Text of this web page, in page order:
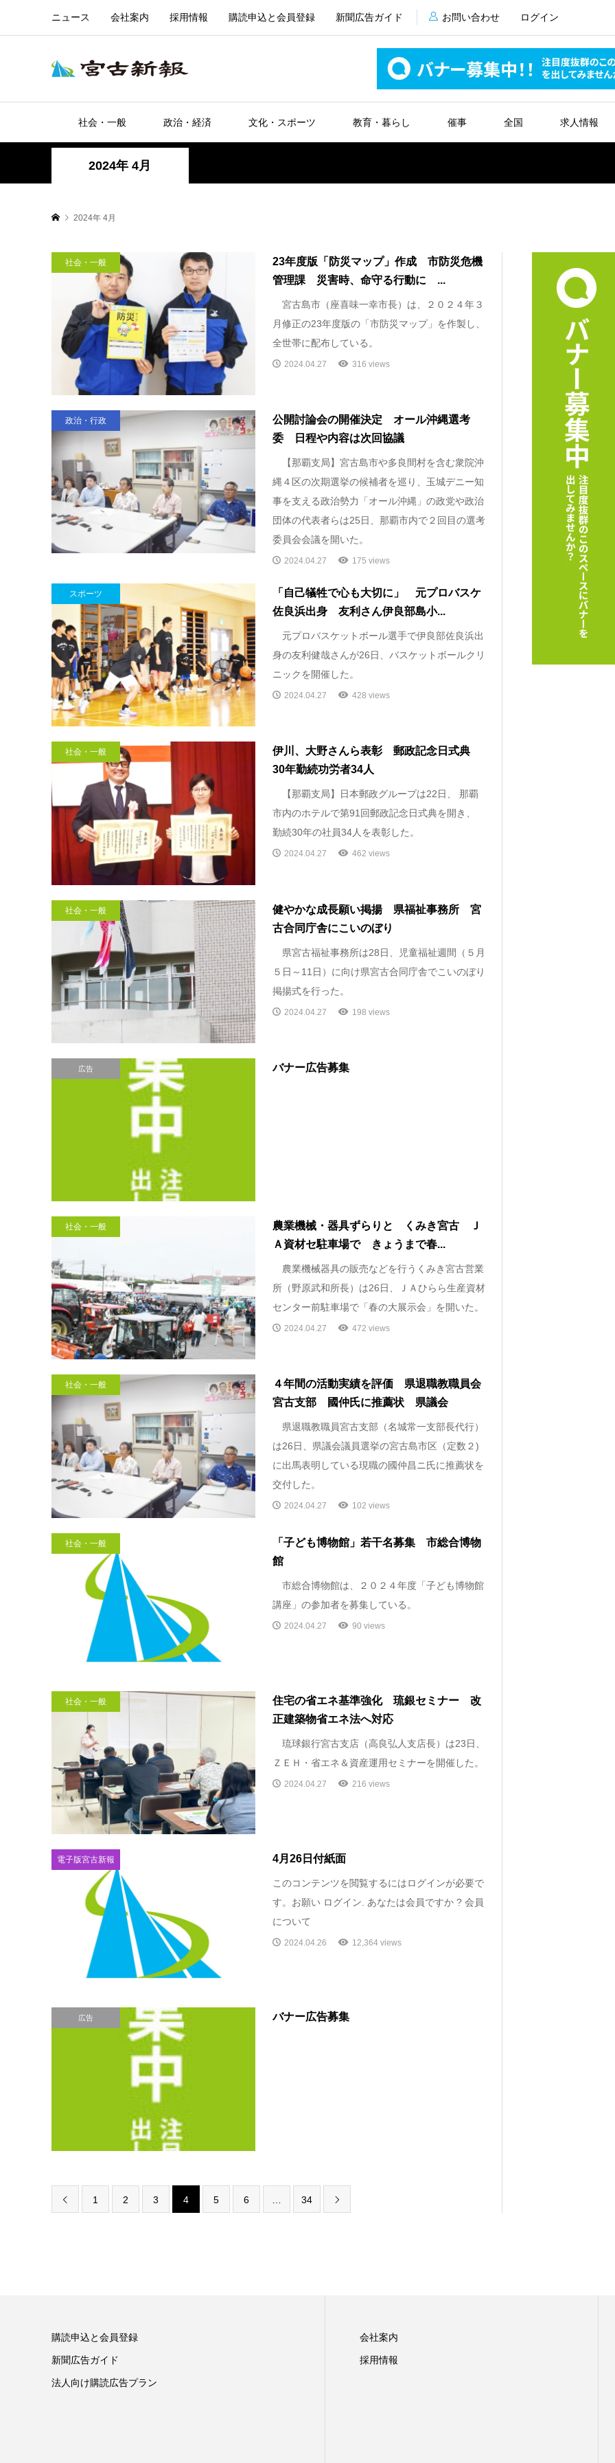
ニュース 会社案内 採用情報 購読申込と会員登録 新聞広告ガイド お問い合わせ ログイン
社会・一般 政治・経済 文化・スポーツ 教育・暮らし 催事 全国 求人情報
2024年 4月
2024年 4月
社会・一般
23年度版「防災マップ」作成 市防災危機
管理課 災害時、命守る行動に ...
宮古島市（座喜味一幸市長）は、２０２４年３
月修正の23年度版の「市防災マップ」を作製し、
全世帯に配布している。
2024.04.27 316 views
政治・行政
公開討論会の開催決定 オール沖縄選考
委 日程や内容は次回協議
【那覇支局】宮古島市や多良間村を含む衆院沖
縄４区の次期選挙の候補者を巡り、玉城デニー知
事を支える政治勢力「オール沖縄」の政党や政治
団体の代表者らは25日、那覇市内で２回目の選考
委員会会議を開いた。
2024.04.27 175 views
スポーツ
「自己犠牲で心も大切に」 元プロバスケ
佐良浜出身 友利さん伊良部島小...
元プロバスケットボール選手で伊良部佐良浜出
身の友利健哉さんが26日、バスケットボールクリ
ニックを開催した。
2024.04.27 428 views
社会・一般
伊川、大野さんら表彰 郵政記念日式典
30年勤続功労者34人
【那覇支局】日本郵政グループは22日、 那覇
市内のホテルで第91回郵政記念日式典を開き、
勤続30年の社員34人を表彰した。
2024.04.27 462 views
社会・一般
健やかな成長願い掲揚 県福祉事務所 宮
古合同庁舎にこいのぼり
県宮古福祉事務所は28日、児童福祉週間（５月
５日～11日）に向け県宮古合同庁舎でこいのぼり
掲揚式を行った。
2024.04.27 198 views
広告 バナー広告募集
社会・一般
農業機械・器具ずらりと くみき宮古 Ｊ
Ａ資材セ駐車場で きょうまで春...
農業機械器具の販売などを行うくみき宮古営業
所（野原武和所長）は26日、ＪＡひらら生産資材
センター前駐車場で「春の大展示会」を開いた。
2024.04.27 472 views
社会・一般
４年間の活動実績を評価 県退職教職員会
宮古支部 國仲氏に推薦状 県議会
県退職教職員宮古支部（名城常一支部長代行）
は26日、県議会議員選挙の宮古島市区（定数２)
に出馬表明している現職の國仲昌ニ氏に推薦状を
交付した。
2024.04.27 102 views
社会・一般
「子ども博物館」若干名募集 市総合博物
館
市総合博物館は、２０２４年度「子ども博物館
講座」の参加者を募集している。
2024.04.27 90 views
社会・一般
住宅の省エネ基準強化 琉銀セミナー 改
正建築物省エネ法へ対応
琉球銀行宮古支店（高良弘人支店長）は23日、
ＺＥＨ・省エネ＆資産運用セミナーを開催した。
2024.04.27 216 views
電子版宮古新報 4月26日付紙面
このコンテンツを閲覧するにはログインが必要で
す。お願い ログイン. あなたは会員ですか ? 会員
について
2024.04.26 12,364 views
広告 バナー広告募集
 1 2 3 4 5 6 34 
購読申込と会員登録
新聞広告ガイド
法人向け購読広告プラン
会社案内
採用情報